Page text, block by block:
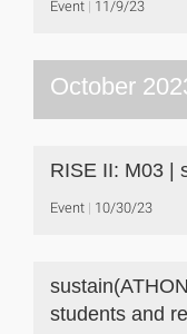
Event 11/9/23
October
RISE II: M03 |
Event 10/30/23
students and